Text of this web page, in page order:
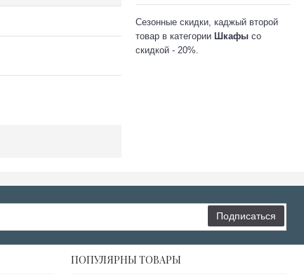
Сезонные скидки, каджый второй
товар в категории Шкафы со
скидкой - 20%.
Подписаться
ПОПУЛЯРНЫ ТОВАРЫ